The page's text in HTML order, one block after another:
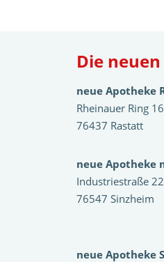
Die
neue Apotheke
Rheinauer Ring
76437 Rastatt
neue Apotheke
Industriestraße 22
76547 Sinzheim
neue Apotheke